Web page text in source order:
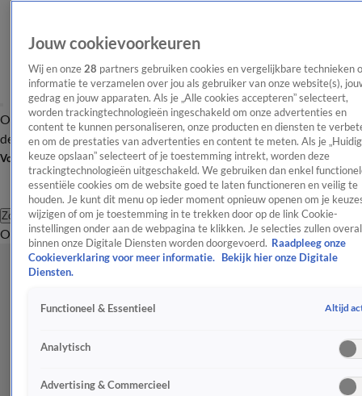
OverzichtAfleveringen Entertainment TV Algemeen
Tip
de redactieNieuwsbrief
Volg Shownieuws
Zoeken
OverzichtEntertainmentSpraakmakendRealityCrimeVideo's
Jouw cookievoorkeuren
Wij en onze 28 partners gebruiken cookies en vergelijkbare technieken
informatie te verzamelen over jou als gebruiker van onze website(s),
gedrag en jouw apparaten. Als je „Alle cookies accepteren” selecteert,
worden trackingtechnologieën ingeschakeld om onze advertenties en
content te kunnen personaliseren, onze producten en diensten te
en om de prestaties van advertenties en content te meten. Als je
keuze opslaan” selecteert of je toestemming intrekt, worden deze
trackingtechnologieën uitgeschakeld. We gebruiken dan enkel
essentiële cookies om de website goed te laten functioneren en veilig te
houden. Je kunt dit menu op ieder moment opnieuw openen om je
wijzigen of om je toestemming in te trekken door op de link Cookie-
instellingen onder aan de webpagina te klikken. Je selecties zullen overal
binnen onze Digitale Diensten worden doorgevoerd. Raadpleeg onze
Cookieverklaring voor meer informatie.
Bekijk hier onze Digitale
Diensten.
Functioneel & Essentieel Altijd
Analytisch
Advertising & Commercieel